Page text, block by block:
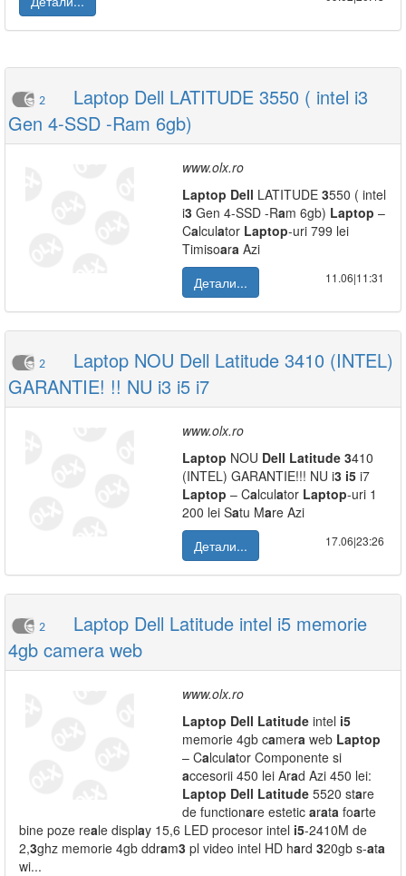
2
Laptop Dell LATITUDE 3550 ( intel i3
Gen 4-SSD -Ram 6gb)
www.olx.ro
Laptop Dell LATITUDE 3550 ( intel
i3 Gen 4-SSD -Ram 6gb) Laptop –
Calculator Laptop-uri 799 lei
Timisoara Azi
Детали...
11.06|11:31
2
Laptop NOU Dell Latitude 3410 (INTEL)
GARANTIE! !! NU i3 i5 i7
www.olx.ro
Laptop NOU Dell Latitude 3410
(INTEL) GARANTIE!!! NU i3 i5 i7
Laptop – Calculator Laptop-uri 1
200 lei Satu Mare Azi
Детали...
17.06|23:26
2
Laptop Dell Latitude intel i5 memorie
4gb camera web
www.olx.ro
Laptop Dell Latitude intel i5
memorie 4gb camera web Laptop
– Calculator Componente si
accesorii 450 lei Arad Azi 450 lei:
Laptop Dell Latitude 5520 stare
de functionare estetic arata foarte
bine poze reale display 15,6 LED procesor intel i5-2410M de
2,3ghz memorie 4gb ddram3 pl video intel HD hard 320gb s-ata
wi...